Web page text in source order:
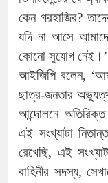
কেন গরহাজির?
যদি না আসে
কোনো সুযোগ নেই।’
আইজিপি বলেন,
ছাত্র-জনতার
আন্দোলনে
এই সংখ্যাটা
রেখেছি, এই
বাহিনীর সদস্য,